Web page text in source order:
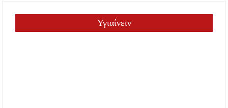
Υγιαίνειν